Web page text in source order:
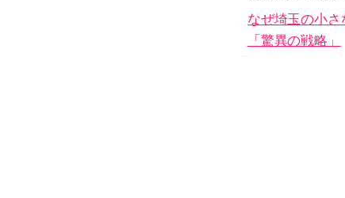
なぜ埼玉の小
「驚異の戦略」